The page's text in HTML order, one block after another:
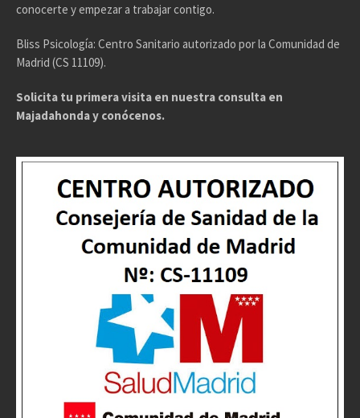
conocerte y empezar a trabajar contigo.
Bliss Psicología: Centro Sanitario autorizado por la Comunidad de
Madrid (CS 11109).
Solicita tu primera visita en nuestra consulta en
Majadahonda y conócenos.